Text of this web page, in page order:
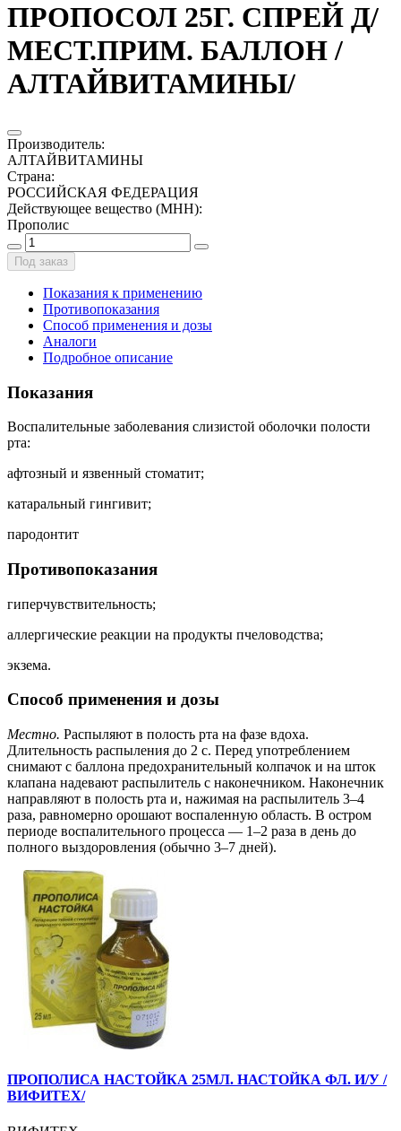
ПРОПОСОЛ 25Г. СПРЕЙ Д/
МЕСТ.ПРИМ. БАЛЛОН /
АЛТАЙВИТАМИНЫ/
Производитель:
АЛТАЙВИТАМИНЫ
Страна:
РОССИЙСКАЯ ФЕДЕРАЦИЯ
Действующее вещество (МНН):
Прополис
Под заказ
Показания к применению
Противопоказания
Способ применения и дозы
Аналоги
Подробное описание
Показания
Воспалительные заболевания слизистой оболочки полости
рта:
афтозный и язвенный стоматит;
катаральный гингивит;
пародонтит
Противопоказания
гиперчувствительность;
аллергические реакции на продукты пчеловодства;
экзема.
Способ применения и дозы
Местно. Распыляют в полость рта на фазе вдоха.
Длительность распыления до 2 с. Перед употреблением
снимают с баллона предохранительный колпачок и на шток
клапана надевают распылитель с наконечником. Наконечник
направляют в полость рта и, нажимая на распылитель 3–4
раза, равномерно орошают воспаленную область. В остром
периоде воспалительного процесса — 1–2 раза в день до
полного выздоровления (обычно 3–7 дней).
ПРОПОЛИСА НАСТОЙКА 25МЛ. НАСТОЙКА ФЛ. И/У /
ВИФИТЕХ/